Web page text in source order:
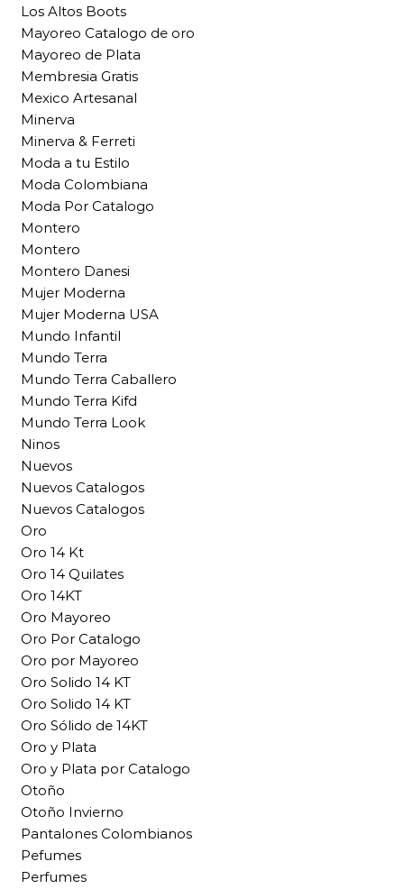
Los Altos Boots
Mayoreo Catalogo de oro
Mayoreo de Plata
Membresia Gratis
Mexico Artesanal
Minerva
Minerva & Ferreti
Moda a tu Estilo
Moda Colombiana
Moda Por Catalogo
Montero
Montero
Montero Danesi
Mujer Moderna
Mujer Moderna USA
Mundo Infantil
Mundo Terra
Mundo Terra Caballero
Mundo Terra Kifd
Mundo Terra Look
Ninos
Nuevos
Nuevos Catalogos
Nuevos Catalogos
Oro
Oro 14 Kt
Oro 14 Quilates
Oro 14KT
Oro Mayoreo
Oro Por Catalogo
Oro por Mayoreo
Oro Solido 14 KT
Oro Solido 14 KT
Oro Sólido de 14KT
Oro y Plata
Oro y Plata por Catalogo
Otoño
Otoño Invierno
Pantalones Colombianos
Pefumes
Perfumes